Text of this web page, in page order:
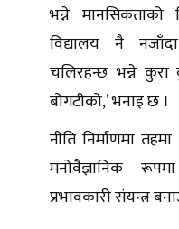
भन्ने मानसिकताको
विद्यालय नै
चलिरहन्छ भन्ने कुरा
बोगटीको,’ भनाइ छ ।
नीति निर्माणमा
मनोवैज्ञानिक
प्रभावकारी संयन्त्र